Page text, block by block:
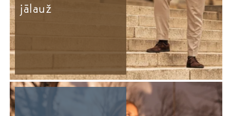
jālauž